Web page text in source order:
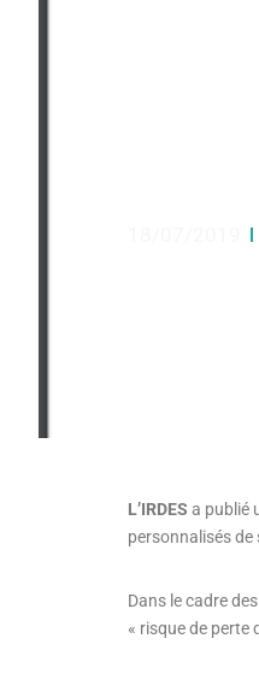
L’IRDES a publié
personnalisés de
Dans le cadre
« risque de perte